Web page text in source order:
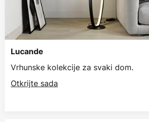
Lucande
Vrhunske kolekcije za svaki dom.
Otkrijte sada